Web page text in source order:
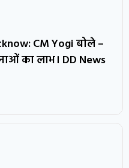
CM Yogi बोले –
का लाभ। DD News